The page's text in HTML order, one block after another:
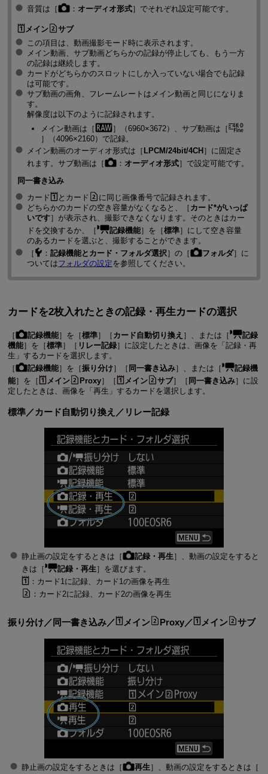
音質は［
： オーディオ形式］でそれぞれ設定可能です。
メイン
サブ
この項目は、動画撮影モード時に表示されます。
メイン動画、サブ動画どちらかの記録が停止しても、もう一方
の記録は継続します。
カードがどちらかのスロットにしか入っていない場合でも記録
は可能です。
サブ動画の画角、フレームレートはメイン動画と同じになりま
す。
解像度は以下のように記録されます。
メイン動画は［
］（6960×3672）、サブ動画は［
］（4096×2160）で記録。
メイン動画のオーディオ形式は［ LPCM/24bit/4CH］に固定さ
れます。サブ動画は［
： オーディオ形式］で設定可能です。
同一書き込み
カード
とカード
に同じ画像番号で記録されます。
どちらかのカードの空き容量がなくなると、［ カード*がいっぱ
いです］が表示され、撮影できなくなります。そのときはカー
ドを交換するか、［
記録機能］を［標準］にして空き容量
のあるカードを選ぶと、撮影することができます。
［
： 記録機能とカード・フォルダ選択 ］の［ フォルダ］に
ついてはフォルダの設定を参照してください。
カードを2枚入れたときの記録・再生カードの選択
［ 記録機能］を［標準］［ カード自動切り換え ］、または［
記録
機能］を［標準］［ リレー記録］に設定したときは、画像を「記録・再
生」するカードを選択します。
［
記録機能］を［振り分け］［ 同一書き込み］、または［
記録機
能］を［ メイン Proxy］［ メイン サブ］［ 同一書き込み］に設
定したときは、画像を「再生」するカードを選択します。
標準／カード自動切り換え ／ リレー記録
静止画の設定をするときは［ 記録・再生 ］、動画の設定をすると
きは［
記録・再生 ］を選びます。
：カード1に記録、カード1の画像を再生
：カード2に記録、カード2の画像を再生
振り分け／ 同一書き込み／ メイン Proxy／ メイン サブ
静止画の設定をするときは［ 再生 ］、動画の設定をするときは［